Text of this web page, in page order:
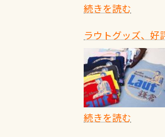
続きを読む
ラウトグッズ、好
続きを読む